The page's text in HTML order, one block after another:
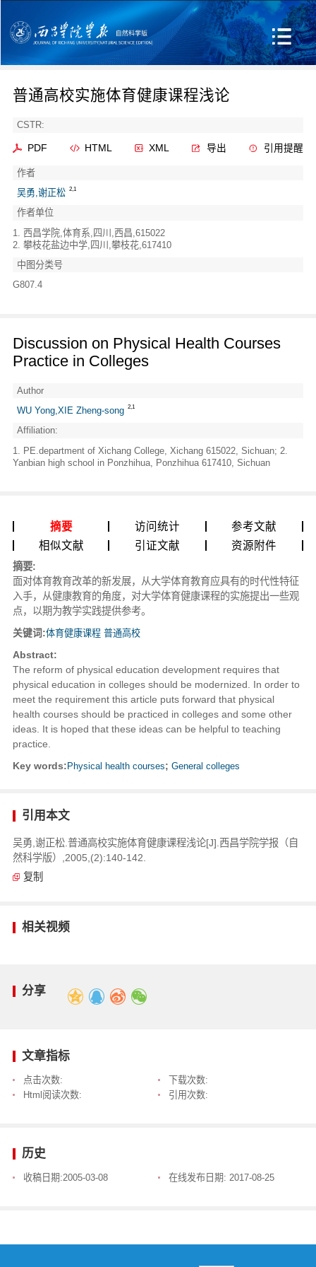
普通高校实施体育健康课程浅论
CSTR:
PDF HTML XML 导出 引用提醒
作者
吴勇,谢正松 2,1
作者单位
1. 西昌学院,体育系,四川,西昌,615022
2. 攀枝花盐边中学,四川,攀枝花,617410
中图分类号
G807.4
Discussion on Physical Health Courses
Practice in Colleges
Author
WU Yong,XIE Zheng-song 2,1
Affiliation:
1. PE.department of Xichang College, Xichang 615022, Sichuan; 2.
Yanbian high school in Ponzhihua, Ponzhihua 617410, Sichuan
摘要 访问统计
参考文献
相似文献
引证文献 资源附件
摘要:
面对体育教育改革的新发展，从大学体育教育应具有的时代性特征
入手，从健康教育的角度，对大学体育健康课程的实施提出一些观
点，以期为教学实践提供参考。
关键词:体育健康课程 普通高校
Abstract:
The reform of physical education development requires that
physical education in colleges should be modernized. In order to
meet the requirement this article puts forward that physical
health courses should be practiced in colleges and some other
ideas. It is hoped that these ideas can be helpful to teaching
practice.
Key words: Physical health courses; General colleges
引用本文
吴勇,谢正松.普通高校实施体育健康课程浅论[J].西昌学院学报（自
然科学版）,2005,(2):140-142.
复制
相关视频
分享
文章指标
点击次数:
下载次数:
Html阅读次数:
引用次数:
历史
收稿日期:2005-03-08 在线发布日期: 2017-08-25